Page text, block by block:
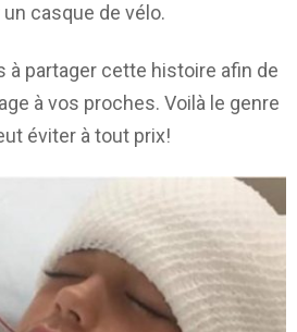
casque de vélo.
à partager cette histoire afin de
à vos proches. Voilà le genre
éviter à tout prix!